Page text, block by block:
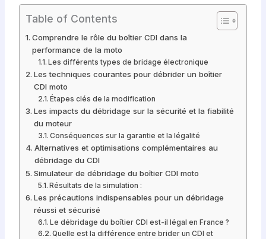
Table of Contents
Comprendre le rôle du boîtier CDI dans la
performance de la moto
Les différents types de bridage électronique
Les techniques courantes pour débrider un boîtier
CDI moto
Étapes clés de la modification
Les impacts du débridage sur la sécurité et la fiabilité
du moteur
Conséquences sur la garantie et la légalité
Alternatives et optimisations complémentaires au
débridage du CDI
Simulateur de débridage du boîtier CDI moto
Résultats de la simulation :
Les précautions indispensables pour un débridage
réussi et sécurisé
Le débridage du boîtier CDI est-il légal en France ?
Quelle est la différence entre brider un CDI et